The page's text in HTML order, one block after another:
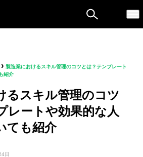
ム
› 製造業におけるスキル管理のコツとは？テンプレート
紹介
るスキル管理のコツ
レートや効果的な人
ても紹介
日